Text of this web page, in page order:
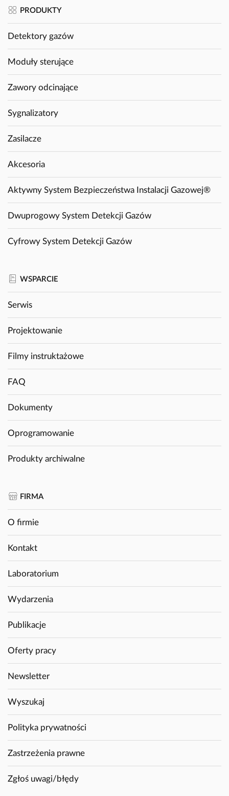
PRODUKTY
Detektory gazów
Moduły sterujące
Zawory odcinające
Sygnalizatory
Zasilacze
Akcesoria
Aktywny System Bezpieczeństwa Instalacji Gazowej®
Dwuprogowy System Detekcji Gazów
Cyfrowy System Detekcji Gazów
WSPARCIE
Serwis
Projektowanie
Filmy instruktażowe
FAQ
Dokumenty
Oprogramowanie
Produkty archiwalne
FIRMA
O firmie
Kontakt
Laboratorium
Wydarzenia
Publikacje
Oferty pracy
Newsletter
Wyszukaj
Polityka prywatności
Zastrzeżenia prawne
Zgłoś uwagi/błędy